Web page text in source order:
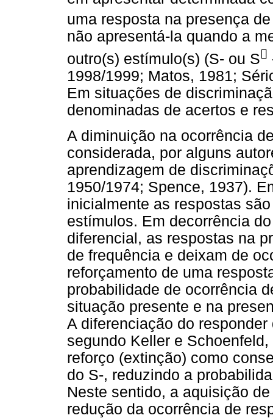
uma resposta na presença
não apresentá-la quando a
outro(s) estímulo(s) (S- ou S
1998/1999; Matos, 1981;
Em situações de
denominadas de acertos e
A diminuição na ocorrência
considerada, por alguns
aprendizagem de
1950/1974; Spence, 1937).
inicialmente as respostas
estímulos. Em decorrência
diferencial, as respostas na
de frequência e deixam de
reforçamento de uma
probabilidade de ocorrência
situação presente e na
A diferenciação do
segundo Keller e
reforço (extinção) como
do S-, reduzindo a
Neste sentido, a aquisição
redução da ocorrência de